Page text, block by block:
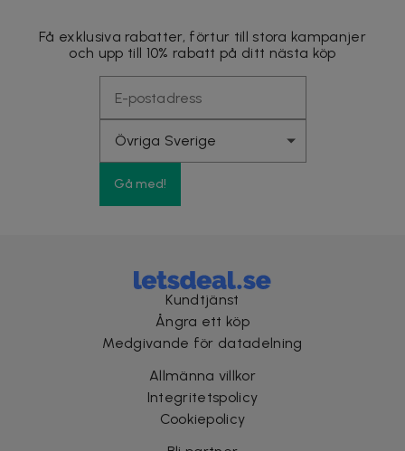
Få exklusiva rabatter, förtur till stora kampanjer
och upp till 10% rabatt på ditt nästa köp
Gå med!
Kundtjänst
Ångra ett köp
Medgivande för datadelning
Allmänna villkor
Integritetspolicy
Cookiepolicy